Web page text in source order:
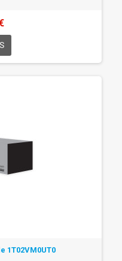
1T02VM0UT0